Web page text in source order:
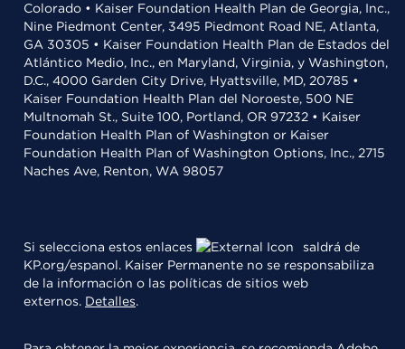
Colorado • Kaiser Foundation Health Plan de Georgia, Inc.,
Nine Piedmont Center, 3495 Piedmont Road NE, Atlanta,
GA 30305 • Kaiser Foundation Health Plan de Estados del
Atlántico Medio, Inc., en Maryland, Virginia, y Washington,
D.C., 4000 Garden City Drive, Hyattsville, MD, 20785 •
Kaiser Foundation Health Plan del Noroeste, 500 NE
Multnomah St., Suite 100, Portland, OR 97232 • Kaiser
Foundation Health Plan of Washington or Kaiser
Foundation Health Plan of Washington Options, Inc., 2715
Naches Ave, Renton, WA 98057
Si selecciona estos enlaces
saldrá de
KP.org/espanol. Kaiser Permanente no se responsabiliza
de la información o las políticas de sitios web
externos. Detalles.